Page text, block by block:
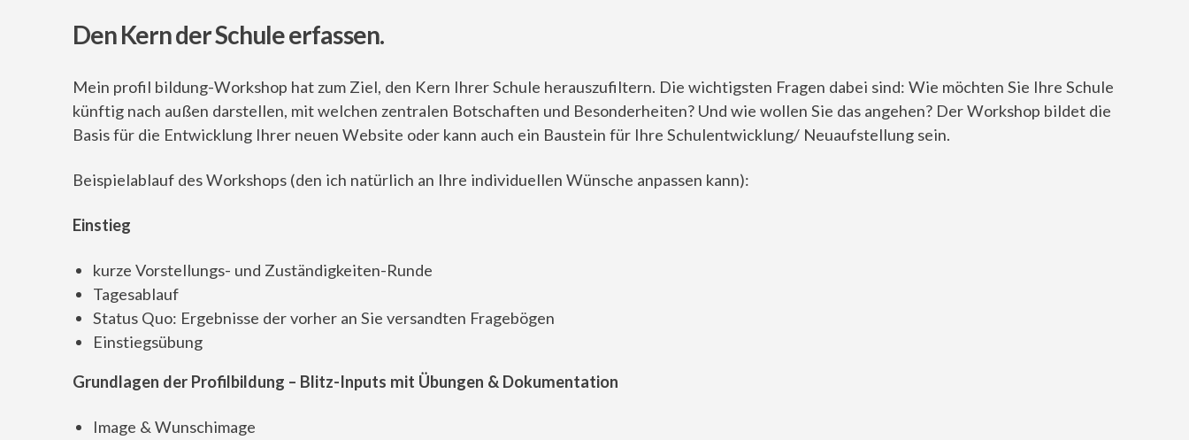
Den Kern der Schule erfassen.
Mein profil bildung-Workshop hat zum Ziel, den Kern Ihrer Schule herauszufiltern. Die wichtigsten Fragen dabei sind: Wie möchten Sie Ihre Schule
künftig nach außen darstellen, mit welchen zentralen Botschaften und Besonderheiten? Und wie wollen Sie das angehen? Der Workshop bildet die
Basis für die Entwicklung Ihrer neuen Website oder kann auch ein Baustein für Ihre Schulentwicklung/ Neuaufstellung sein.
Beispielablauf des Workshops (den ich natürlich an Ihre individuellen Wünsche anpassen kann):
Einstieg
kurze Vorstellungs- und Zuständigkeiten-Runde
Tagesablauf
Status Quo: Ergebnisse der vorher an Sie versandten Fragebögen
Einstiegsübung
Grundlagen der Profilbildung – Blitz-Inputs mit Übungen & Dokumentation
Image & Wunschimage